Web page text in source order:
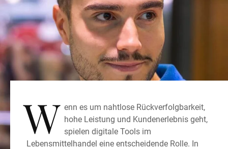
W enn es um nahtlose Rückverfolgbarkeit,
hohe Leistung und Kundenerlebnis geht,
spielen digitale Tools im
Lebensmittelhandel eine entscheidende Rolle. In